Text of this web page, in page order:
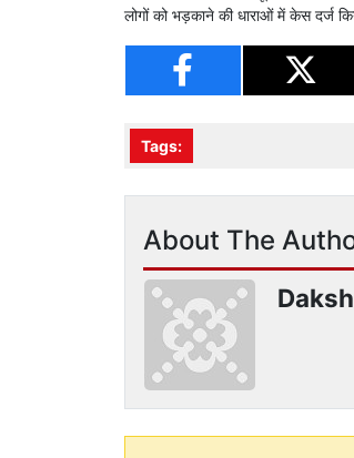
लोगों को भड़काने की धाराओं में केस दर्ज
Tags:
About The